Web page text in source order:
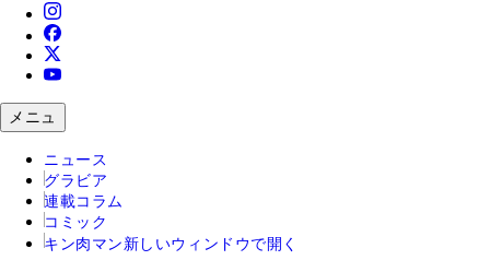
メニュ
ニュース
グラビア
連載コラム
コミック
キン肉マン 新しいウィンドウで開く